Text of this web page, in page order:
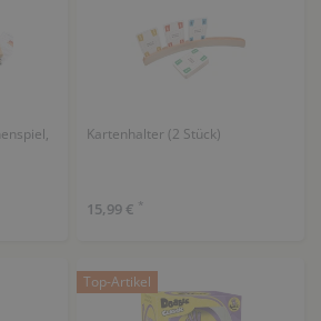
Kartenhalter (2 Stück)
15,99 € *
Top-Artikel